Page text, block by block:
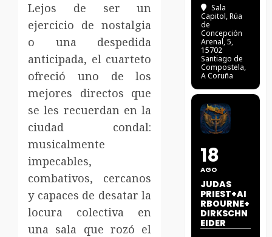
Lejos de ser un
ejercicio de nostalgia
o una despedida
anticipada, el cuarteto
ofreció uno de los
mejores directos que
se les recuerdan en la
ciudad condal:
musicalmente
impecables,
combativos, cercanos
y capaces de desatar la
locura colectiva en
una sala que rozó el
Sala
Capitol, Rúa
de
Concepción
Arenal, 5,
15702
Santiago de
Compostela,
A Coruña
18
AGO
JUDAS
PRIEST+AI
RBOURNE+
DIRKSCHN
EIDER